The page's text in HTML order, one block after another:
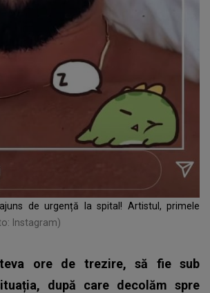
de urgență la spital! Artistul, primele
Instagram)
ore de trezire, să fie sub
după care decolăm spre